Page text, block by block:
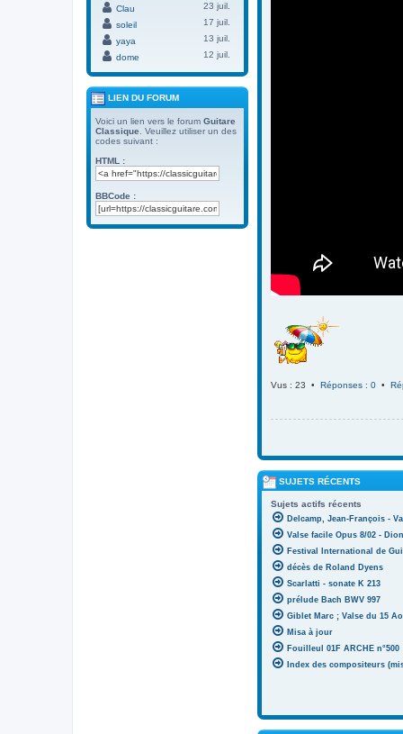
Vus : 23 • Réponses : 0 •
SUJETS RÉCENTS
Sujets actifs récents
Delcamp, Jean-François -
Valse facile Opus 8/02 -
Festival International de
décès de Roland Dyens
Scarlatti - sonate K 213
prélude Bach BWV 997
Giblet Marc ; Valse du 15
Misa à jour
Fouilleul 01F ARCHE n°500
Index des compositeurs
Clau
23 juil.
soleil
17 juil.
yaya
13 juil.
dome
12 juil.
LIEN DU FORUM
Voici un lien vers le forum Guitare
Classique . Veuillez utiliser un des
codes suivant :
HTML :
BBCode :